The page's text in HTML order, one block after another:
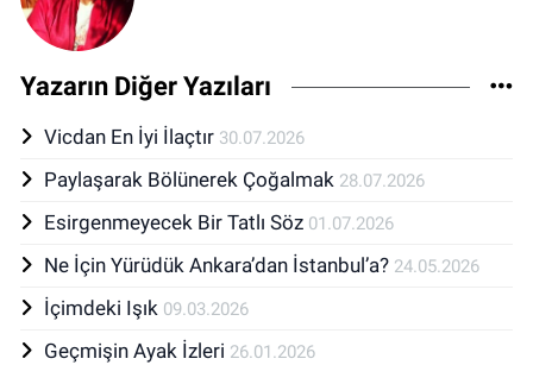
Yazarın Diğer Yazıları
Vicdan En İyi İlaçtır 30.07.2026
Paylaşarak Bölünerek Çoğalmak 28.07.2026
Esirgenmeyecek Bir Tatlı Söz 01.07.2026
Ne İçin Yürüdük Ankara’dan İstanbul’a? 24.05.2026
İçimdeki Işık 09.03.2026
Geçmişin Ayak İzleri 26.01.2026